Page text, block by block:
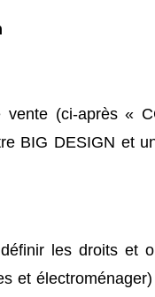
vente (ci-après «
BIG DESIGN et
les droits et
et